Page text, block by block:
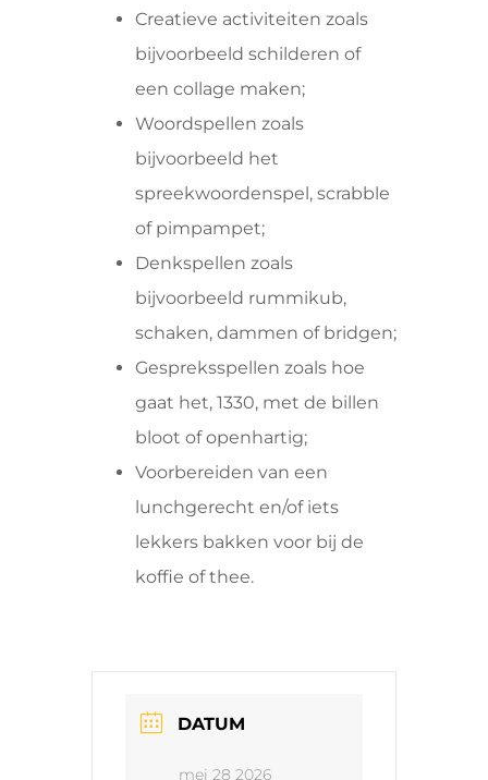
Creatieve activiteiten zoals
bijvoorbeeld schilderen of
een collage maken;
Woordspellen zoals
bijvoorbeeld het
spreekwoordenspel, scrabble
of pimpampet;
Denkspellen zoals
bijvoorbeeld rummikub,
schaken, dammen of bridgen;
Gespreksspellen zoals hoe
gaat het, 1330, met de billen
bloot of openhartig;
Voorbereiden van een
lunchgerecht en/of iets
lekkers bakken voor bij de
koffie of thee.
DATUM
mei 28 2026